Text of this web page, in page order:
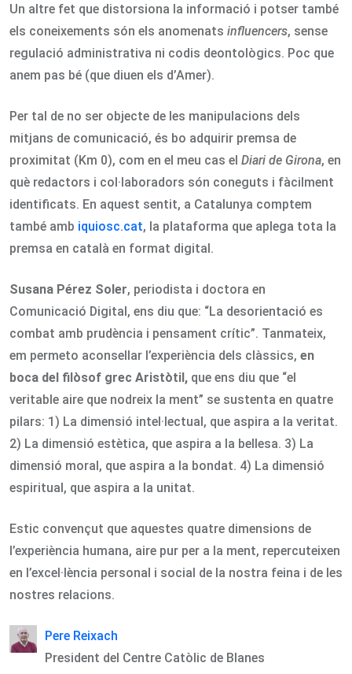
Un altre fet que distorsiona la informació i potser també
els coneixements són els anomenats influencers, sense
regulació administrativa ni codis deontològics. Poc que
anem pas bé (que diuen els d’Amer).
Per tal de no ser objecte de les manipulacions dels
mitjans de comunicació, és bo adquirir premsa de
proximitat (Km 0), com en el meu cas el Diari de Girona, en
què redactors i col·laboradors són coneguts i fàcilment
identificats. En aquest sentit, a Catalunya comptem
també amb iquiosc.cat, la plataforma que aplega tota la
premsa en català en format digital.
Susana Pérez Soler, periodista i doctora en
Comunicació Digital, ens diu que: “La desorientació es
combat amb prudència i pensament crític”. Tanmateix,
em permeto aconsellar l’experiència dels clàssics, en
boca del filòsof grec Aristòtil, que ens diu que “el
veritable aire que nodreix la ment” se sustenta en quatre
pilars: 1) La dimensió intel·lectual, que aspira a la veritat.
2) La dimensió estètica, que aspira a la bellesa. 3) La
dimensió moral, que aspira a la bondat. 4) La dimensió
espiritual, que aspira a la unitat.
Estic convençut que aquestes quatre dimensions de
l’experiència humana, aire pur per a la ment, repercuteixen
en l’excel·lència personal i social de la nostra feina i de les
nostres relacions.
Pere Reixach
President del Centre Catòlic de Blanes